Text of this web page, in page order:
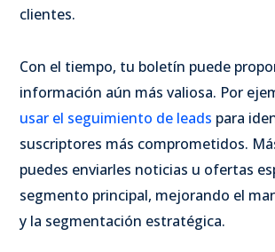
clientes.
Con el tiempo, tu boletín puede
información aún más valiosa. Por
usar el seguimiento de leads para
suscriptores más comprometidos.
puedes enviarles noticias u ofertas
segmento principal, mejorando el
y la segmentación estratégica.